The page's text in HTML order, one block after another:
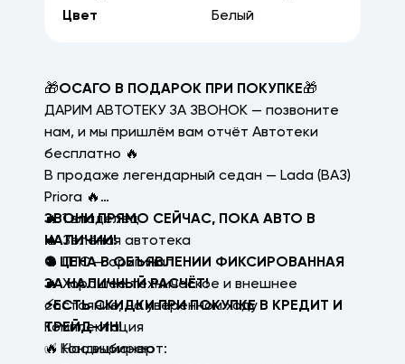
Цвет
Белый
🎁ОСАГО В ПОДАРОК ПРИ ПОКУПКЕ🎁
ДАРИМ АВТОТЕКУ ЗА ЗВОНОК — позвоните
нам, и мы пришлём вам отчёт Автотеки
бесплатно 🔥
В продаже легендарный седан — Lada (ВАЗ)
Priora 🔥
🔥 1 владелец
🔥 Зелёная автотека
🔥 ПТС — оригинал
🔥 Хорошее техническое и внешнее
состояние, на уверенном ходу
Комплектация
✅ Кондиционер
ЗВОНИ ПРЯМО СЕЙЧАС, ПОКА АВТО В
НАЛИЧИИ!
⛔ ЦЕНА В ОБЪЯВЛЕНИИ ФИКСИРОВАННАЯ
ЗА НАЛИЧНЫЙ РАСЧЁТ!
⚡ЕСТЬ СКИДКИ ПРИ ПОКУПКЕ В КРЕДИТ И
ТРЕЙД-ИН!
🔥 Нас выбирают: